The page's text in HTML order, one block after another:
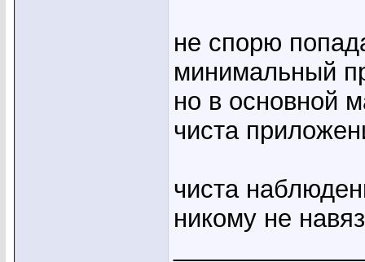
не спорю
минимальный
но в основной
чиста
чиста
никому не